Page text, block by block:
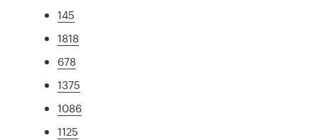
145
1818
678
1375
1086
1125